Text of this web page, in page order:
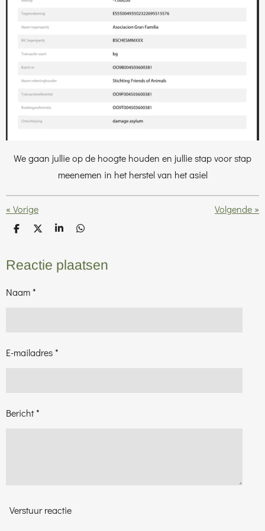
We gaan jullie op de hoogte houden en jullie stap voor stap
meenemen in het herstel van het asiel
« Vorige Volgende »
D
e
n
D
l
S
r
e
D
e
n
Reactie plaatsen
Naam *
E-mailadres *
Bericht *
Verstuur reactie